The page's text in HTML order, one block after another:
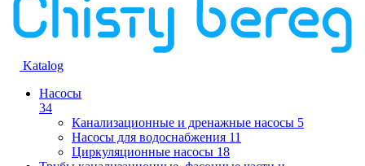
Katalog
Насосы
34
Канализационные и дренажные насосы 5
Насосы для водоснабжения 11
Циркуляционные насосы 18